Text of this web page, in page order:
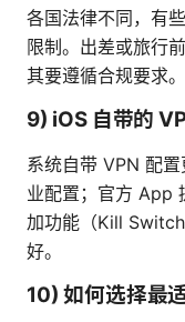
各国法律不同，有
限制。出差或旅行
其要遵循合规要求。
9) iOS 自带的
系统自带 VPN 配
业配置；官方 App
加功能（Kill
好。
10) 如何选择最